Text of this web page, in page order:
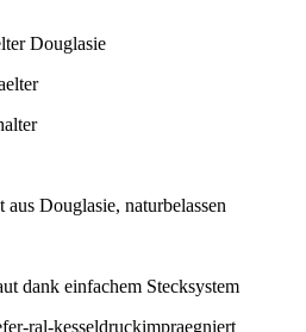
Douglasie
Douglasie, naturbelassen
dank einfachem Stecksystem